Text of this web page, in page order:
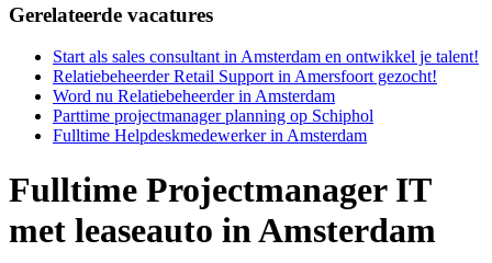
Gerelateerde vacatures
Start als sales consultant in Amsterdam en ontwikkel je talent!
Relatiebeheerder Retail Support in Amersfoort gezocht!
Word nu Relatiebeheerder in Amsterdam
Parttime projectmanager planning op Schiphol
Fulltime Helpdeskmedewerker in Amsterdam
Fulltime Projectmanager IT
met leaseauto in Amsterdam